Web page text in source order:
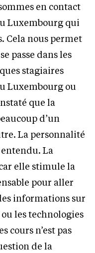
en contact
Luxembourg qui
Cela nous permet
passe dans les
stagiaires
Luxembourg ou
que la
d’un
La personnalité
La
elle stimule la
pour aller
informations sur
les technologies
cours n’est pas
de la